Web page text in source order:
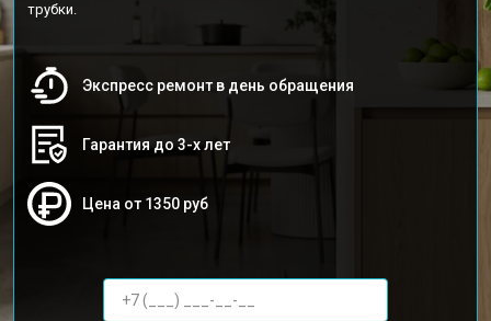
трубки.
Экспресс ремонт в день обращения
Гарантия до 3-х лет
Цена от 1350 руб